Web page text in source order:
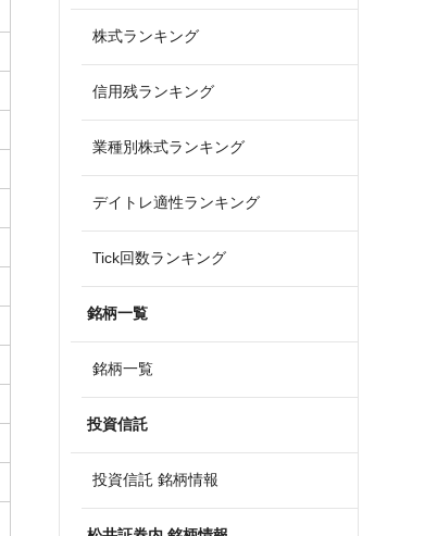
株式ランキング
信用残ランキング
業種別株式ランキング
デイトレ適性ランキング
Tick回数ランキング
銘柄一覧
銘柄一覧
投資信託
投資信託 銘柄情報